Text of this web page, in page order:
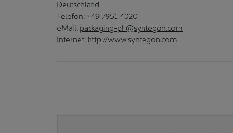
Deutschland
Telefon: +49 7951 4020
eMail: packaging-ph@syntegon.com
Internet: http://www.syntegon.com